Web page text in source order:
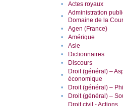
•
Actes royaux
•
Administration
Domaine de la
• Agen (France)
•
Amérique
•
Asie
•
Dictionnaires
•
Discours
•
Droit (général) –
économique
• Droit (général) –
•
Droit (général) –